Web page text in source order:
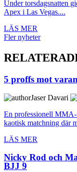
Under torsdagsnatten
Apex i Las Vegas....
LÄS MER
Fler nyheter
5 proffs mot
Jaser Davari
En professionell
kaotisk matchning där
LÄS MER
Nicky Rod och
BJJ 9